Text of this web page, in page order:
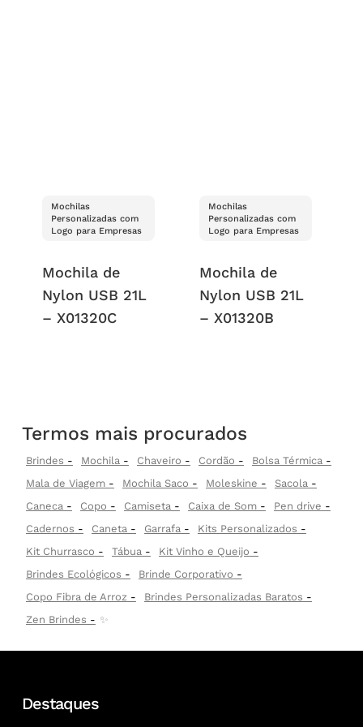
Mochilas
Personalizadas com
Logo para Empresas
Mochila de
Nylon USB 21L
– X01320C
Mochilas
Personalizadas com
Logo para Empresas
Mochila de
Nylon USB 21L
– X01320B
Termos mais procurados
Brindes Mochila Chaveiro Cordão
Bolsa Térmica
Mala de Viagem
Mochila Saco Moleskine
Sacola
Caneca
Copo Camiseta Caixa de Som
Pen drive
Cadernos
Caneta Garrafa
Kits Personalizados
Kit Churrasco
Tábua
Kit Vinho e Queijo
Brindes Ecológicos
Brinde Corporativo
Copo Fibra de Arroz
Brindes Personalizadas Baratos
Zen Brindes
✨
Destaques